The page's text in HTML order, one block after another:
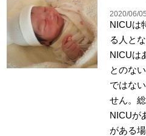
2020/06/05
NICUは
る人と
NICUは
とのな
ではな
せん。
NICUが
がある